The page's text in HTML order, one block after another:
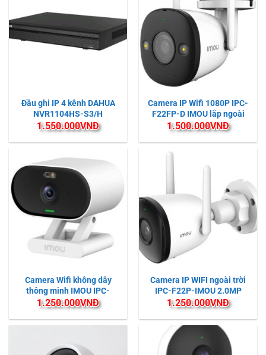
Đầu ghi IP 4 kênh DAHUA
NVR1104HS-S3/H
1.550.000VNĐ
Camera IP Wifi 1080P IPC-
F22FP-D IMOU lắp ngoài
trời Có màu ban đêm
1.500.000VNĐ
Camera Wifi không dây
thông minh IMOU IPC-
C22FP-C (VERSA)
1.250.000VNĐ
Camera IP WIFI ngoài trời
IPC-F22P-IMOU 2.0MP
FullHD
1.250.000VNĐ